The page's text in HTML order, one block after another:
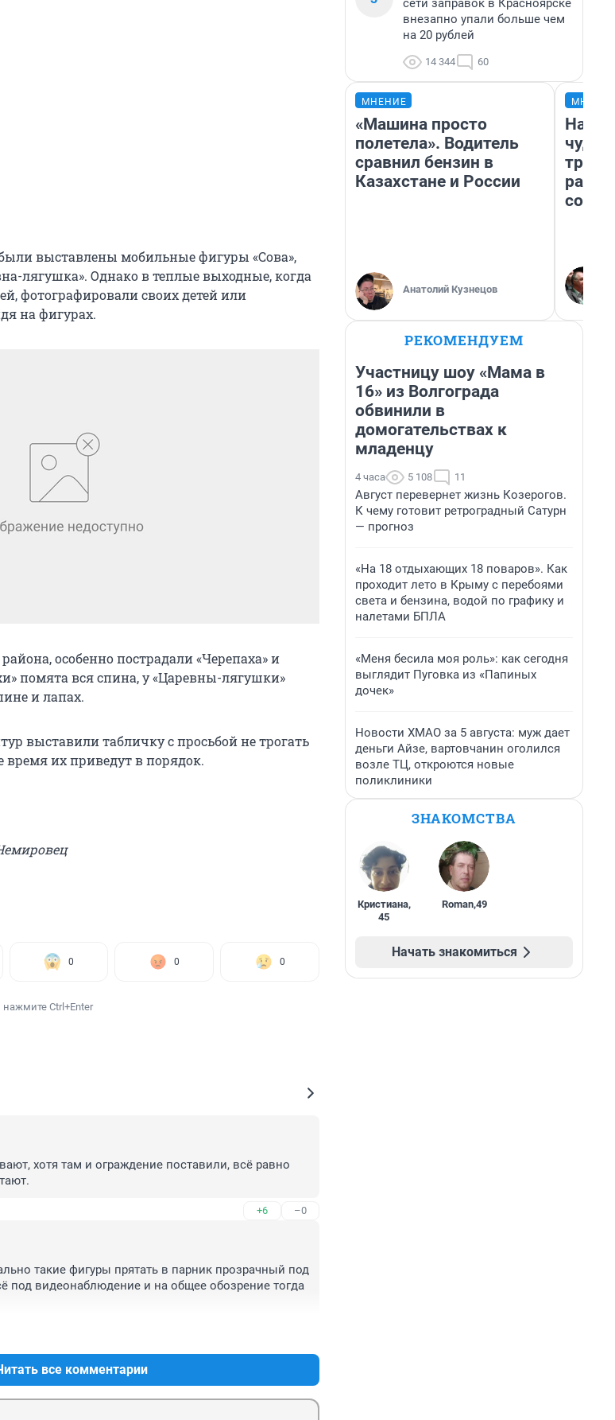
выставлены мобильные фигуры «Сова»,
лягушка». Однако в теплые выходные, когда
фотографировали своих детей или
на фигурах.
особенно пострадали «Черепаха» и
помята вся спина, у «Царевны-лягушки»
и лапах.
выставили табличку с просьбой не трогать
их приведут в порядок.
0 0 0
Ctrl+Enter
хотя там и ограждение поставили, всё равно
+6 –0
такие фигуры прятать в парник прозрачный под
под видеонаблюдение и на общее обозрение тогда
все комментарии
сети заправок в Красноярске
внезапно упали больше чем
на 20 рублей
14 344 60
МНЕНИЕ
«Машина просто
полетела». Водитель
сравнил бензин в
Казахстане и России
Анатолий Кузнецов
РЕКОМЕНДУЕМ
Участницу шоу «Мама в
16» из Волгограда
обвинили в
домогательствах к
младенцу
4 часа 5 108 11
Август перевернет жизнь Козерогов.
К чему готовит ретроградный Сатурн
— прогноз
«На 18 отдыхающих 18 поваров». Как
проходит лето в Крыму с перебоями
света и бензина, водой по графику и
налетами БПЛА
«Меня бесила моя роль»: как сегодня
выглядит Пуговка из «Папиных
дочек»
Новости ХМАО за 5 августа: муж дает
деньги Айзе, вартовчанин оголился
возле ТЦ, откроются новые
поликлиники
ЗНАКОМСТВА
Кристиана,
45
Roman,49
Начать знакомиться